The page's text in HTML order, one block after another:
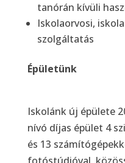
tanórán kívüli
Iskolaorvosi,
szolgáltatás
Épületünk
Iskolánk új épülete
nívó díjas épület 4
és 13